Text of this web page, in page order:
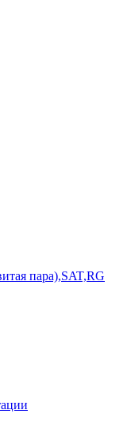
пара),SAT,RG